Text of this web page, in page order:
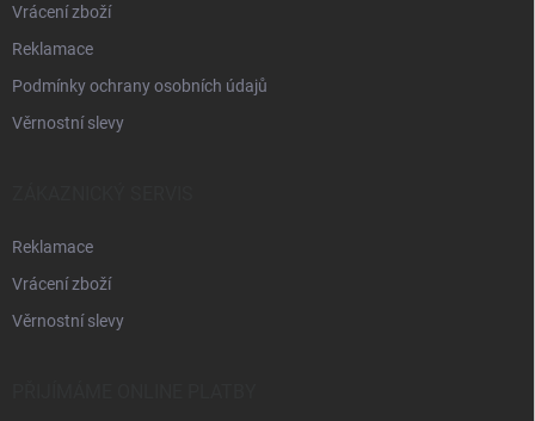
Vrácení zboží
Reklamace
Podmínky ochrany osobních údajů
Věrnostní slevy
Reklamace
Vrácení zboží
Věrnostní slevy